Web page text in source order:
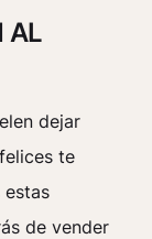
AL
dejar
te
estas
de vender